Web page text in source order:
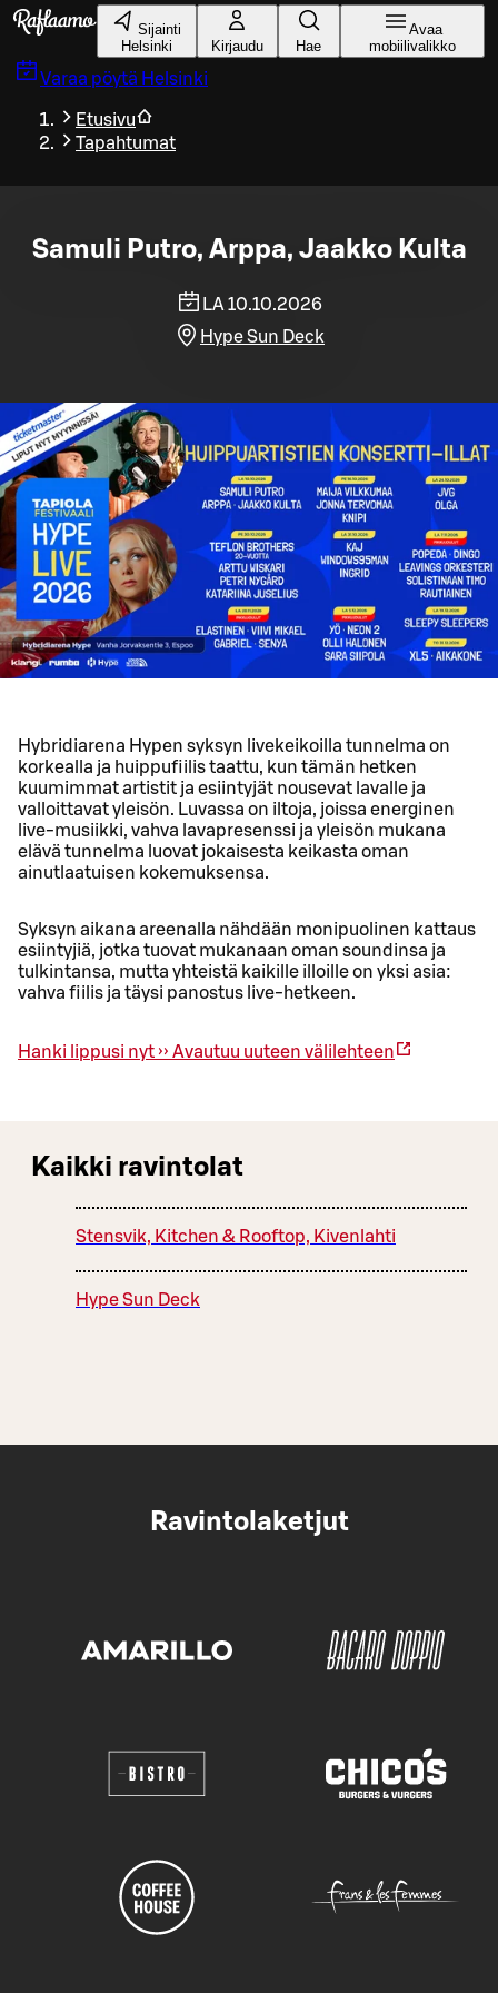
Siirry pääsisältöön
Sijainti
Helsinki
Kirjaudu Hae
Avaa
mobiilivalikko
Varaa pöytä Helsinki
Etusivu
Tapahtumat
Samuli Putro, Arppa, Jaakko Kulta
LA 10.10.2026
Hype Sun Deck
Hybridiarena Hypen syksyn livekeikoilla tunnelma on
korkealla ja huippufiilis taattu, kun tämän hetken
kuumimmat artistit ja esiintyjät nousevat lavalle ja
valloittavat yleisön. Luvassa on iltoja, joissa energinen
live-musiikki, vahva lavapresenssi ja yleisön mukana
elävä tunnelma luovat jokaisesta keikasta oman
ainutlaatuisen kokemuksensa.
Syksyn aikana areenalla nähdään monipuolinen kattaus
esiintyjiä, jotka tuovat mukanaan oman soundinsa ja
tulkintansa, mutta yhteistä kaikille illoille on yksi asia:
vahva fiilis ja täysi panostus live-hetkeen.
Hanki lippusi nyt ›› Avautuu uuteen välilehteen
Kaikki ravintolat
Stensvik, Kitchen & Rooftop, Kivenlahti
Hype Sun Deck
Ravintolaketjut